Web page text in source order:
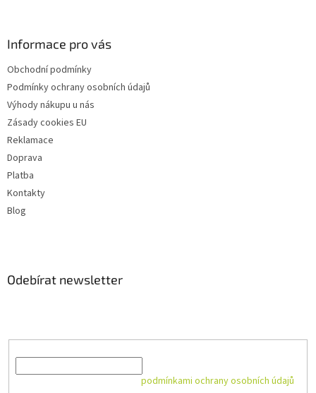
Informace pro vás
Obchodní podmínky
Podmínky ochrany osobních údajů
Výhody nákupu u nás
Zásady cookies EU
Reklamace
Doprava
Platba
Kontakty
Blog
Odebírat newsletter
podmínkami ochrany osobních údajů